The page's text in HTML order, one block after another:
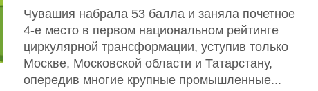
Чувашия набрала 53 балла и заняла почетное
4-е место в первом национальном рейтинге
циркулярной трансформации, уступив только
Москве, Московской области и Татарстану,
опередив многие крупные промышленные...